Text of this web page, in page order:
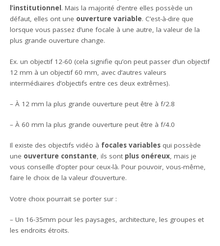
l’institutionnel . Mais la majorité d’entre elles possède un
défaut, elles ont une ouverture variable. C’est-à-dire que
lorsque vous passez d’une focale à une autre, la valeur de la
plus grande ouverture change.
Ex. un objectif 12-60 (cela signifie qu’on peut passer d’un objectif
12 mm à un objectif 60 mm, avec d’autres valeurs
intermédiaires d’objectifs entre ces deux extrêmes).
– À 12 mm la plus grande ouverture peut être à f/2.8
– À 60 mm la plus grande ouverture peut être à f/4.0
Il existe des objectifs vidéo à focales variables qui possède
une ouverture constante, ils sont plus onéreux, mais je
vous conseille d’opter pour ceux-là. Pour pouvoir, vous-même,
faire le choix de la valeur d’ouverture.
Votre choix pourrait se porter sur :
– Un 16-35mm pour les paysages, architecture, les groupes et
les endroits étroits.